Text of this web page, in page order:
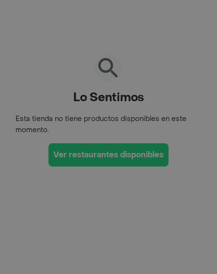
Lo Sentimos
Esta tienda no tiene productos disponibles en este
momento.
Ver restaurantes disponibles